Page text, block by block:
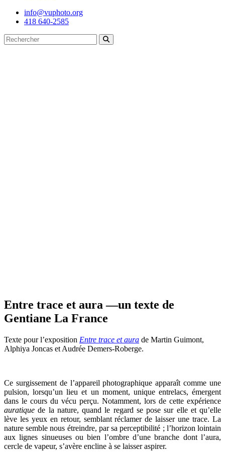
info@vuphoto.org
418 640-2585
Entre trace et aura —un texte de
Gentiane La France
Texte pour l’exposition Entre trace et aura de Martin Guimont,
Alphiya Joncas et Audrée Demers-Roberge.
Ce surgissement de l’appareil photographique apparaît comme une
pulsion, lorsqu’un lieu et un moment, unique entrelacs, émergent
dans le cours du vécu perçu. Notamment, lors de cette expérience
auratique de la nature, quand le regard se pose sur elle et qu’elle
lève les yeux en retour, semblant réclamer de laisser une trace. La
nature semble nous étreindre, par sa perceptibilité ; l’horizon lointain
aux lignes sinueuses ou bien l’ombre d’une branche dont l’aura,
cercle de vapeur, s’avère encline à se laisser aspirer.